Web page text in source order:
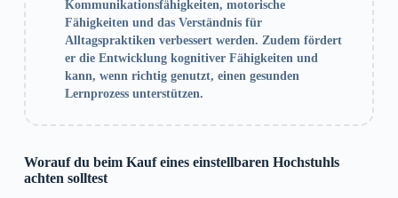
Kommunikationsfähigkeiten, motorische
Fähigkeiten und das Verständnis für
Alltagspraktiken verbessert werden. Zudem fördert
er die Entwicklung kognitiver Fähigkeiten und
kann, wenn richtig genutzt, einen gesunden
Lernprozess unterstützen.
Worauf du beim Kauf eines einstellbaren Hochstuhls
achten solltest